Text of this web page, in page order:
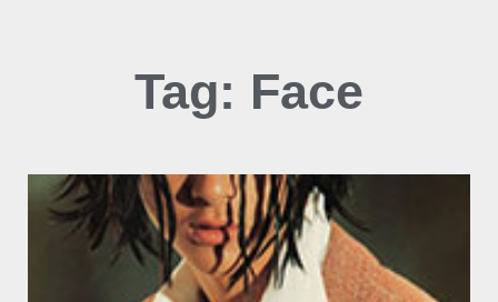
Tag: Face